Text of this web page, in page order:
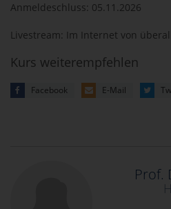
Anmeldeschluss: 05.11.2026
Livestream: Im Internet von
Kurs weiterempfehlen
Facebook E-Mail
Prof.